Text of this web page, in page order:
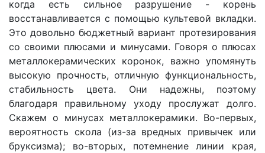
когда есть сильное разрушение - корень
восстанавливается с помощью культевой вкладки.
Это довольно бюджетный вариант протезирования
со своими плюсами и минусами. Говоря о плюсах
металлокерамических коронок, важно упомянуть
высокую прочность, отличную функциональность,
стабильность цвета. Они надежны, поэтому
благодаря правильному уходу прослужат долго.
Скажем о минусах металлокерамики. Во-первых,
вероятность скола (из-за вредных привычек или
бруксизма); во-вторых, потемнение линии края,